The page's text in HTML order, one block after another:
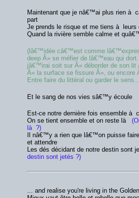
Maintenant que je nâ€™ai plus rien à
part
Je prends le risque et me tiens à leurs
Quand la rivière semble calme et
(lâ€™idée câ€™est comme
deep Â» se méfier de lâ€™eau qui
jâ€™irai soit sur Â« déborder de son lit
Â« la surface se fissure Â», ou encore
Entre faire du littéral ou garder le
Et le sang de nos vies sâ€™y écoule
Est-ce notre dernière fois ensemble à
On se tient ensemble et on reste là
là ?)
Il nâ€™y a rien que lâ€™on puisse
et attendre
Les dés décidant de notre destin sont
destin sont jetés ?)
... and realise you're living in the